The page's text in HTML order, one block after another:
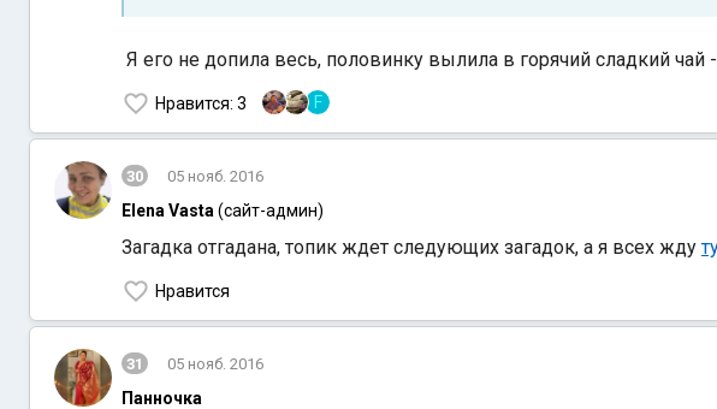
Я его не допила весь, половинку вылила в горячий сладкий
Нравится: 3 F
30 05 нояб. 2016
Elena Vasta (сайт-админ)
Загадка отгадана, топик ждет следующих загадок, а я всех жду
Нравится
31 05 нояб. 2016
Панночка